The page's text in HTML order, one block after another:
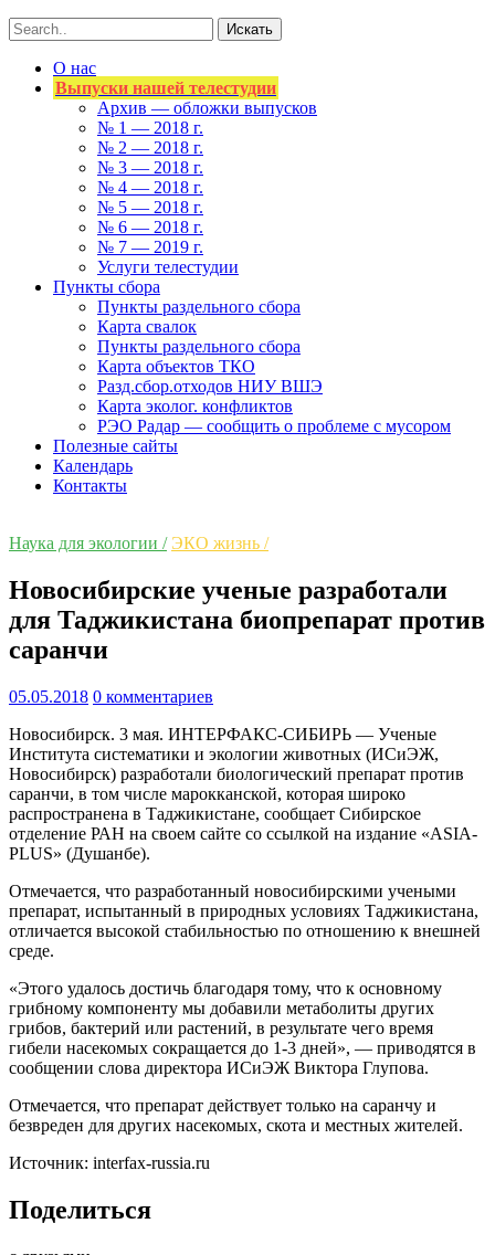
О нас
Выпуски нашей телестудии
Архив — обложки выпусков
№ 1 — 2018 г.
№ 2 — 2018 г.
№ 3 — 2018 г.
№ 4 — 2018 г.
№ 5 — 2018 г.
№ 6 — 2018 г.
№ 7 — 2019 г.
Услуги телестудии
Пункты сбора
Пункты раздельного сбора
Карта свалок
Пункты раздельного сбора
Карта объектов ТКО
Разд.сбор.отходов НИУ ВШЭ
Карта эколог. конфликтов
РЭО Радар — сообщить о проблеме с мусором
Полезные сайты
Календарь
Контакты
Наука для экологии / ЭКО жизнь /
Новосибирские ученые разработали
для Таджикистана биопрепарат против
саранчи
05.05.2018 0 комментариев
Новосибирск. 3 мая. ИНТЕРФАКС-СИБИРЬ — Ученые
Института систематики и экологии животных (ИСиЭЖ,
Новосибирск) разработали биологический препарат против
саранчи, в том числе марокканской, которая широко
распространена в Таджикистане, сообщает Сибирское
отделение РАН на своем сайте со ссылкой на издание «ASIA-
PLUS» (Душанбе).
Отмечается, что разработанный новосибирскими учеными
препарат, испытанный в природных условиях Таджикистана,
отличается высокой стабильностью по отношению к внешней
среде.
«Этого удалось достичь благодаря тому, что к основному
грибному компоненту мы добавили метаболиты других
грибов, бактерий или растений, в результате чего время
гибели насекомых сокращается до 1-3 дней», — приводятся в
сообщении слова директора ИСиЭЖ Виктора Глупова.
Отмечается, что препарат действует только на саранчу и
безвреден для других насекомых, скота и местных жителей.
Источник: interfax-russia.ru
Поделиться